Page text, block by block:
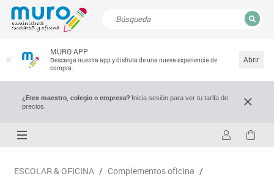
MURO APP
Descarga nuestra app y disfruta de una nueva experiencia de
compra.
Abrir
¿Eres maestro, colegio o empresa?Inicia sesión para ver tu tarifa de
precios.
ESCOLAR & OFICINA / Complementos oficina /